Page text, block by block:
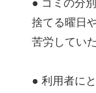
● ゴミの分
捨てる曜日
苦労していた
● 利用者に